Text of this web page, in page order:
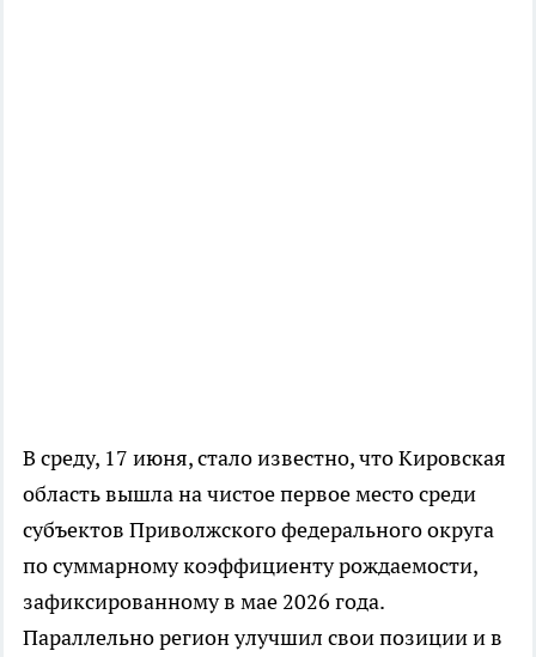
В среду, 17 июня, стало известно, что Кировская
область вышла на чистое первое место среди
субъектов Приволжского федерального округа
по суммарному коэффициенту рождаемости,
зафиксированному в мае 2026 года.
Параллельно регион улучшил свои позиции и в